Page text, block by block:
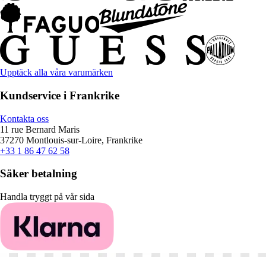
Upptäck alla våra varumärken
Kundservice i Frankrike
Kontakta oss
11 rue Bernard Maris
37270 Montlouis-sur-Loire, Frankrike
+33 1 86 47 62 58
Säker betalning
Handla tryggt på vår sida